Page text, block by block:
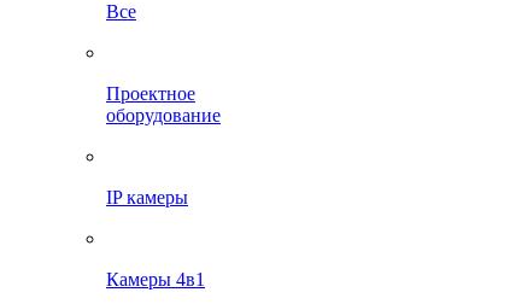
Все
Проектное
оборудование
IP камеры
Камеры 4в1